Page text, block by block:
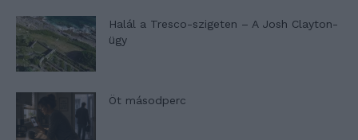
Halál a Tresco-szigeten – A Josh Clayton-
ügy
Öt másodperc